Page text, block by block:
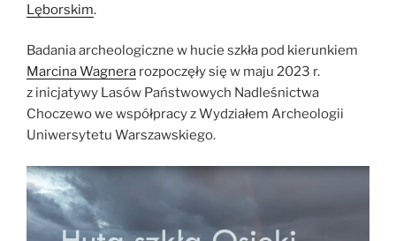
Lęborskim.
Badania archeologiczne w hucie szkła pod kierunkiem
Marcina Wagnera rozpoczęły się w maju 2023 r.
z inicjatywy Lasów Państwowych Nadleśnictwa
Choczewo we współpracy z Wydziałem Archeologii
Uniwersytetu Warszawskiego.